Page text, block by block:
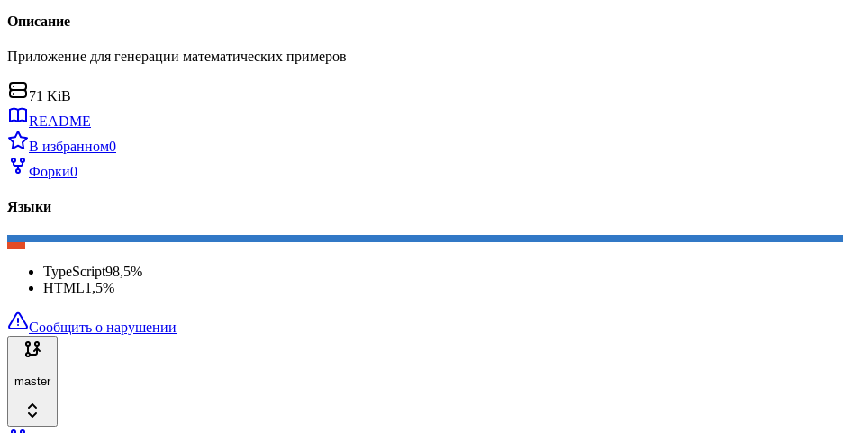
Описание
Приложение для генерации математических примеров
71 KiB
README
В избранном0
Форки0
Языки
TypeScript98,5%
HTML1,5%
Сообщить о нарушении
master